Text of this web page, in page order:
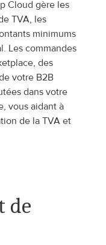
Cloud gère les
TVA, les
minimums
Les commandes
des
votre B2B
dans votre
vous aidant à
de la TVA et
de